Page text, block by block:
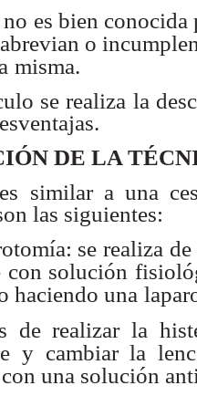
es bien
o
misma.
se realiza la
DE LA
similar a una
las siguientes:
se realiza
con solución
haciendo una
de realizar la
y cambiar la
una solución